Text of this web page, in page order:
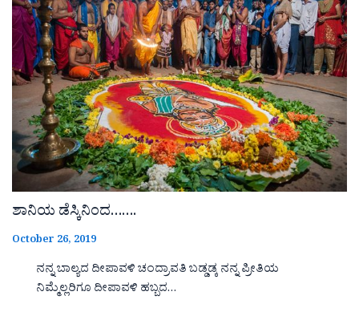
ಶಾನಿಯ ಡೆಸ್ಕಿನಿಂದ…….
October 26, 2019
ನನ್ನ ಬಾಲ್ಯದ ದೀಪಾವಳಿ ಚಂದ್ರಾವತಿ ಬಡ್ಡಡ್ಕ ನನ್ನ ಪ್ರೀತಿಯ
ನಿಮ್ಮೆಲ್ಲರಿಗೂ ದೀಪಾವಳಿ ಹಬ್ಬದ…